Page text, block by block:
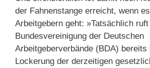
der Fahnenstange erreicht, wenn
Arbeitgebern geht: »Tatsächlich
Bundesvereinigung der Deutschen
Arbeitgeberverbände (BDA) bereits
Lockerung der derzeitigen